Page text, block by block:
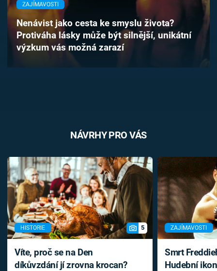
Časopis
Sledujte prima+
ZAJÍMAVOSTI
Nenávist jako cesta ke smyslu života?
Protiváha lásky může být silnější, unikátní
výzkum vás možná zarazí
NÁVRHY PRO VÁS
HISTORIE 5
Víte, proč se na Den
díkůvzdání jí zrovna krocan?
ZAJÍMAVOSTI
Smrt
Hudební